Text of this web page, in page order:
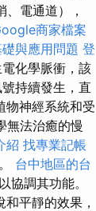
電通道），
商家檔案
與應用問題 登
化學脈衝，該
持續發生，直
物神經系統和受
無法治癒的慢
紹 找專業記帳
台中地區的台
協調其功能。
平靜的效果，